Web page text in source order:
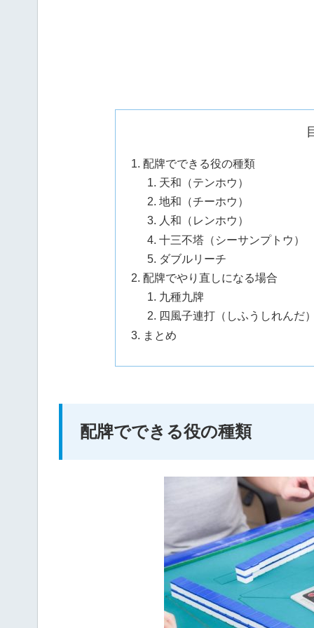
配牌でできる役の種類
天和（テンホウ）
地和（チーホウ）
人和（レンホウ）
十三不塔（シーサンプトウ）
ダブルリーチ
配牌でやり直しになる場合
九種九牌
四風子連打（しふうしれんだ
まとめ
配牌でできる役の種類